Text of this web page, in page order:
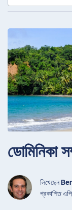
ডোমিনিকা
লিখেছেন
প্রকাশিত